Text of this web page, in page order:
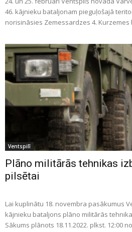
46. kājnieku bataljonam pieguļošajā
norisināsies Zemessardzes 4. Kurzemes
Ventspilī
Plāno militārās tehnikas
pilsētai
Lai kuplinātu 18. novembra pasākumus
kājnieku bataljons plāno militārās
Sākums plānots 18.11.2022. plkst. 12:00